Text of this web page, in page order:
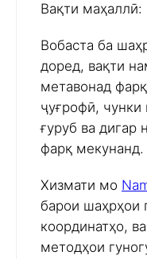
Вақти маҳаллӣ:
Вобаста ба
доред, вақти
метавонад
ҷуғрофӣ, чунки
ғуруб ва дигар
фарқ мекунанд.
Хизмати мо
барои шаҳрҳои
координатҳо,
методҳои